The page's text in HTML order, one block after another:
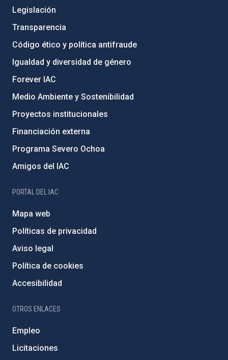
Legislación
Transparencia
Código ético y política antifraude
Igualdad y diversidad de género
Forever IAC
Medio Ambiente y Sostenibilidad
Proyectos institucionales
Financiación externa
Programa Severo Ochoa
Amigos del IAC
PORTAL DEL IAC
Mapa web
Políticas de privacidad
Aviso legal
Política de cookies
Accesibilidad
OTROS ENLACES
Empleo
Licitaciones